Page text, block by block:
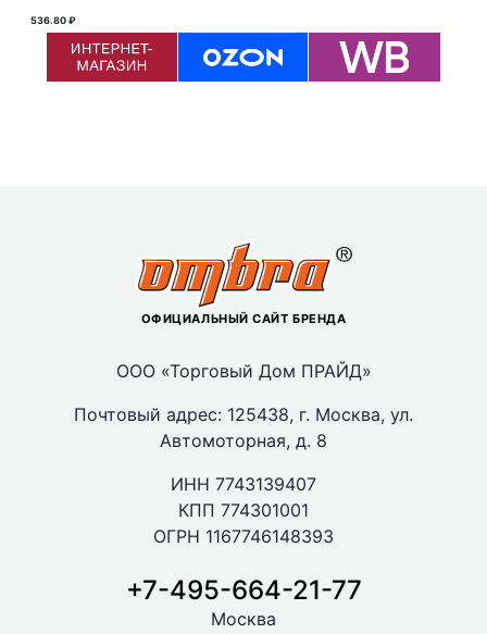
536.80 ₽
ОФИЦИАЛЬНЫЙ САЙТ БРЕНДА
ООО «Торговый Дом ПРАЙД»
Почтовый адрес: 125438, г. Москва, ул.
Автомоторная, д. 8
ИНН 7743139407
КПП 774301001
ОГРН 1167746148393
+7-495-664-21-77
Москва